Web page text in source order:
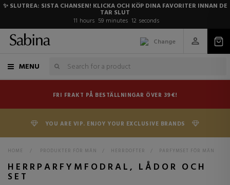
✨ SLUTREA: SISTA CHANSEN! KLICKA OCH KÖP DINA FAVORITER INNAN DE
TAR SLUT
11 hours 59 minutes 11 seconds
Change
MENU
FRI FRAKT PÅ BESTÄLLNINGAR ÖVER 39€!
YOU ARE VIP. ENJOY YOUR EXCLUSIVE BRANDS
HOME > PRODUKTER FÖR MÄN > HERRDOFTER > PARFYMSET FÖR MÄN
HERRPARFYMFODRAL, LÅDOR OCH
SET